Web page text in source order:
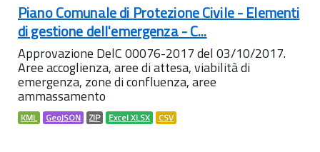
Piano Comunale di Protezione Civile - Elementi
di gestione dell'emergenza - C...
Approvazione DelC 00076-2017 del 03/10/2017.
Aree accoglienza, aree di attesa, viabilità di
emergenza, zone di confluenza, aree
ammassamento
KML GeoJSON ZIP Excel XLSX CSV